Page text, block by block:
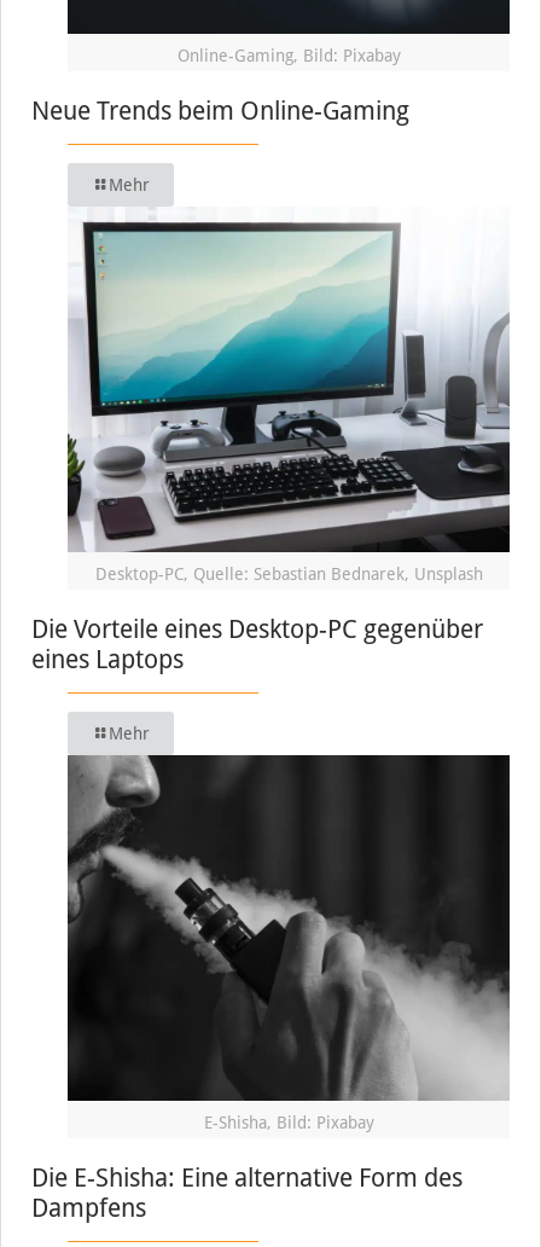
Online-Gaming, Bild: Pixabay
Neue Trends beim Online-Gaming
Mehr
Desktop-PC, Quelle: Sebastian Bednarek, Unsplash
Die Vorteile eines Desktop-PC gegenüber
eines Laptops
Mehr
E-Shisha, Bild: Pixabay
Die E-Shisha: Eine alternative Form des
Dampfens